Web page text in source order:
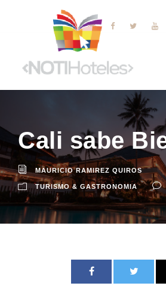
Cali sabe
MAURICIO RAMIREZ QUIROS
TURISMO & GASTRONOMIA